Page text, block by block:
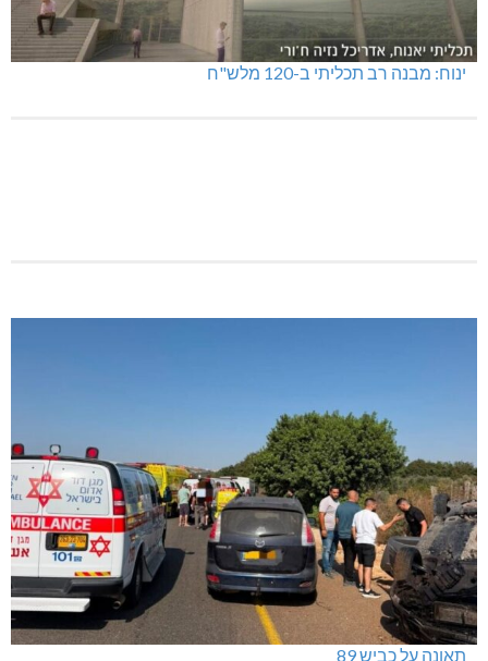
ינוח: מבנה רב תכליתי ב-120 מלש"ח